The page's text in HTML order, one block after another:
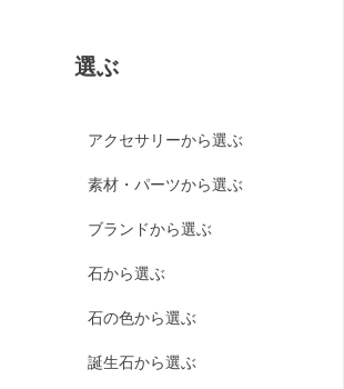
ピンクカルサイト
イエローカルサイト
オレンジカルサイト
選ぶ
アクセサリーから選ぶ
素材・パーツから選ぶ
ブランドから選ぶ
石から選ぶ
石の色から選ぶ
誕生石から選ぶ